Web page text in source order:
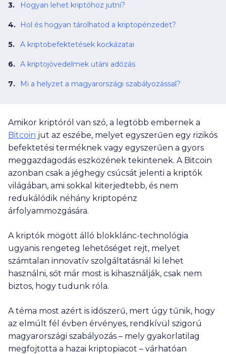
Hogyan lehet kriptóhoz jutni?
Hol és hogyan tárolhatod a kriptopénzedet?
A kriptobefektetések kockázatai
A kriptojövedelmek utáni adózás
Mi a helyzet a magyarországi szabályozással?
Amikor kriptóról van szó, a legtöbb embernek a
Bitcoin jut az eszébe, melyet egyszerűen egy rizikós
befektetési terméknek vagy egyszerűen a gyors
meggazdagodás eszközének tekintenek. A Bitcoin
azonban csak a jéghegy csúcsát jelenti a kriptók
világában, ami sokkal kiterjedtebb, és nem
redukálódik néhány kriptopénz
árfolyammozgására.
A kriptók mögött álló blokklánc-technológia
ugyanis rengeteg lehetőséget rejt, melyet
számtalan innovatív szolgáltatásnál ki lehet
használni, sőt már most is kihasználják, csak nem
biztos, hogy tudunk róla.
A téma most azért is időszerű, mert úgy tűnik, hogy
az elmúlt fél évben érvényes, rendkívül szigorú
magyarországi szabályozás – mely gyakorlatilag
megfojtotta a hazai kriptopiacot – várhatóan